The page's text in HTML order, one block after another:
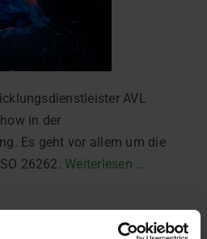
AVL
in der
Es geht vor allem um die
26262. Weiterlesen …